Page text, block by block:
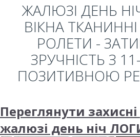
ЖАЛЮЗІ ДЕНЬ
ВІКНА ТКАНИННІ
РОЛЕТИ -
ЗРУЧНІСТЬ З
ПОЗИТИВНОЮ
Переглянути
жалюзі день ніч